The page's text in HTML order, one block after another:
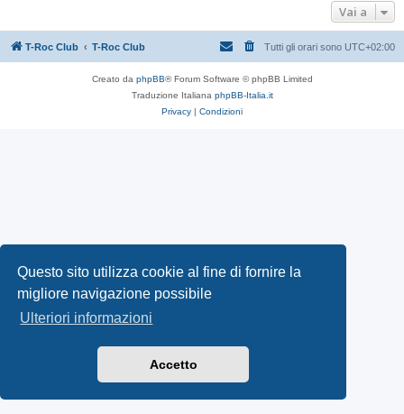
Questo sito utilizza cookie al fine di fornire la
migliore navigazione possibile
Ulteriori informazioni
Accetto
Vai a
T-Roc Club T-Roc Club Tutti gli orari sono UTC+02:00
Creato da phpBB® Forum Software © phpBB Limited
Traduzione Italiana phpBB-Italia.it
Privacy | Condizioni